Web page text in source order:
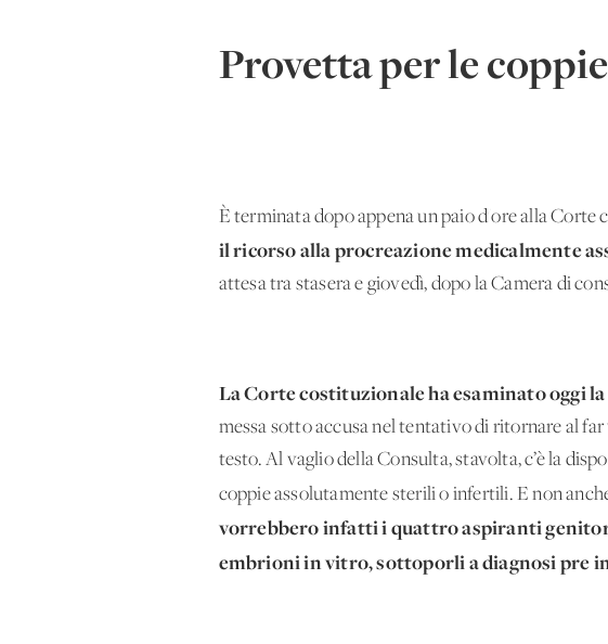
Provetta per le
È terminata dopo appena un paio d'ore alla
il ricorso alla procreazione medicalmente
attesa tra stasera e giovedì, dopo la Camera di
La Corte costituzionale ha esaminato oggi
messa sotto accusa nel tentativo di ritornare al
testo. Al vaglio della Consulta, stavolta, c’è la
coppie assolutamente sterili o infertili. E non
vorrebbero infatti i quattro aspiranti
embrioni in vitro, sottoporli a diagnosi pre